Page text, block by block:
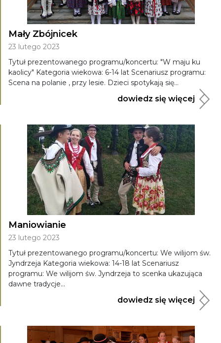
Mały Zbójnicek
23 lutego 2023
Tytuł prezentowanego programu/koncertu: "W maju ku
kaolicy" Kategoria wiekowa: 6-14 lat Scenariusz programu:
Scena na polanie , przy lesie. Dzieci spotykają się...
dowiedz się więcej
Maniowianie
23 lutego 2023
Tytuł prezentowanego programu/koncertu: We wilijom św.
Jyndrzeja Kategoria wiekowa: 14-18 lat Scenariusz
programu: We wilijom św. Jyndrzeja to scenka ukazująca
dawne tradycje...
dowiedz się więcej